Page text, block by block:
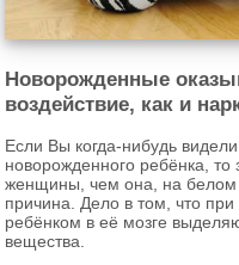
Новорожденные
воздействие, как и
Если Вы когда-нибудь
новорожденного ребёнка, то
женщины, чем она, на белом
причина. Дело в том, что
ребёнком в её мозге
вещества.